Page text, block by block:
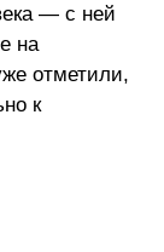
— с ней
на
отметили,
к